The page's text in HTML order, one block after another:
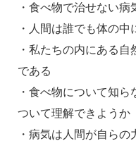
・食べ物で治せない
・人間は誰でも体の
・私たちの内にある
である
・食べ物について知
ついて理解できようか
・病気は人間が自ら